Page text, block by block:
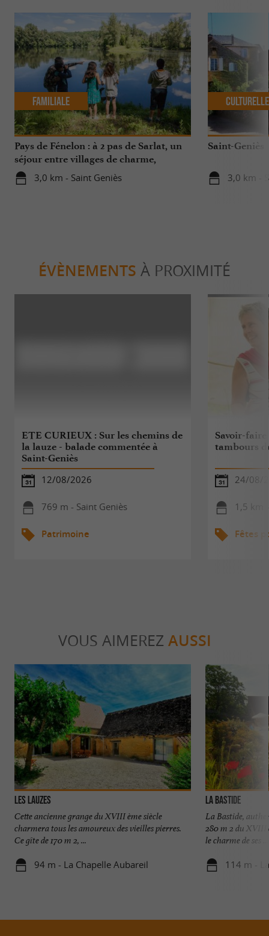
Pays de Fénelon : à 2 pas de Sarlat, un
séjour entre villages de charme,
châteaux, sites naturels …
3,0 km - Saint Geniès
Familiale
Saint-Geniès
3,0 km -
Culturelle
ÉVÈNEMENTS À PROXIMITÉ
ETE CURIEUX : Sur les chemins de
la lauze - balade commentée à
Saint-Geniès
12/08/2026
769 m - Saint Geniès
Patrimoine
Savoir-faire
tambours
24/08/
1,5 km
Fêtes
VOUS AIMEREZ AUSSI
LES LAUZES
Cette ancienne grange du XVIII ème siècle
charmera tous les amoureux des vieilles pierres.
Ce gîte de 170 m 2, ...
94 m - La Chapelle Aubareil
LA BASTIDE
La Bastide,
280 m 2 du XVIII
le charme de ses ...
114 m -